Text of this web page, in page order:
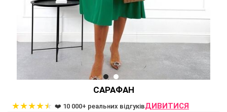
САРАФАН
★★★★★ ❤️ 10 000+ реальних відгуківДИВИТИСЯ